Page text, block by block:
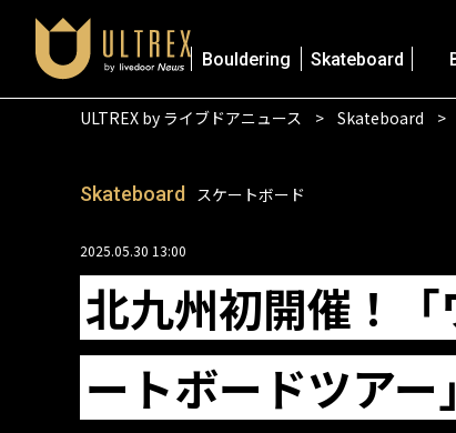
Bouldering Skateboard
ULTREX by ライブドアニュース Skateboard
Skateboard スケートボード
2025.05.30 13:00
北九州初開催！
ートボードツア